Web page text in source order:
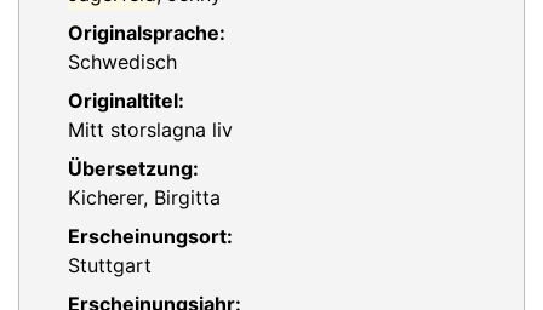
Originalsprache:
Schwedisch
Originaltitel:
Mitt storslagna liv
Übersetzung:
Kicherer, Birgitta
Erscheinungsort:
Stuttgart
Erscheinungsjahr: